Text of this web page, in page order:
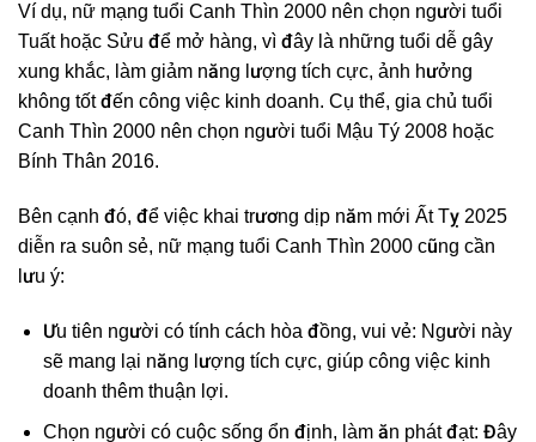
Ví dụ, nữ mạng tuổi Canh Thìn 2000 nên chọn người tuổi
Tuất hoặc Sửu để mở hàng, vì đây là những tuổi dễ gây
xung khắc, làm giảm năng lượng tích cực, ảnh hưởng
không tốt đến công việc kinh doanh. Cụ thể, gia chủ tuổi
Canh Thìn 2000 nên chọn người tuổi Mậu Tý 2008 hoặc
Bính Thân 2016.
Bên cạnh đó, để việc khai trương dịp năm mới Ất Tỵ 2025
diễn ra suôn sẻ, nữ mạng tuổi Canh Thìn 2000 cũng cần
lưu ý:
Ưu tiên người có tính cách hòa đồng, vui vẻ: Người này
sẽ mang lại năng lượng tích cực, giúp công việc kinh
doanh thêm thuận lợi.
Chọn người có cuộc sống ổn định, làm ăn phát đạt: Đây